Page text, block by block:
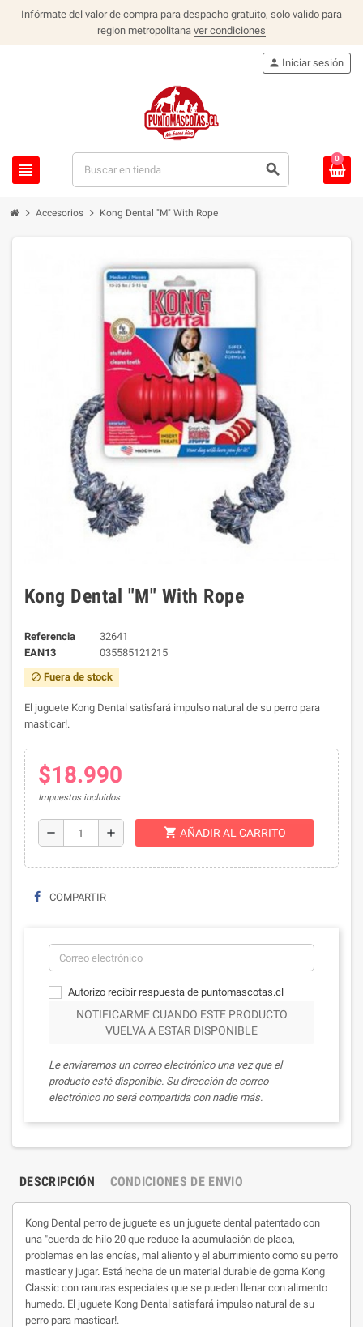
Infórmate del valor de compra para despacho gratuito, solo valido para
region metropolitana ver condiciones
view_headline search
person Iniciar sesión
0
chevron_right Accesorios chevron_right Kong Dental "M" With Rope
Kong Dental "M" With Rope
Referencia
32641
EAN13
035585121215
block Fuera de stock
El juguete Kong Dental satisfará impulso natural de su perro para
masticar!.
$18.990
Impuestos incluidos
remove add shopping_cart AÑADIR AL CARRITO
COMPARTIR
Autorizo recibir respuesta de puntomascotas.cl
NOTIFICARME CUANDO ESTE PRODUCTO
VUELVA A ESTAR DISPONIBLE
Le enviaremos un correo electrónico una vez que el
producto esté disponible. Su dirección de correo
electrónico no será compartida con nadie más.
DESCRIPCIÓN CONDICIONES DE ENVIO
Kong Dental perro de juguete es un juguete dental patentado con
una "cuerda de hilo 20 que reduce la acumulación de placa,
problemas en las encías, mal aliento y el aburrimiento como su perro
masticar y jugar. Está hecha de un material durable de goma Kong
Classic con ranuras especiales que se pueden llenar con alimento
humedo. El juguete Kong Dental satisfará impulso natural de su
perro para masticar!.